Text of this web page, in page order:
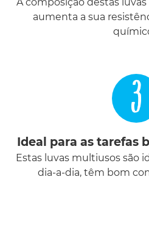
A composição destas
aumenta a sua
3
Ideal para as tarefas
Estas luvas multiusos são
dia-a-dia, têm bom